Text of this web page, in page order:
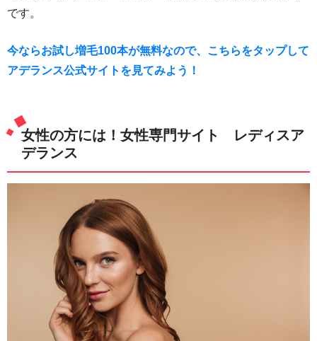
です。
今ならお試し増毛100本が無料なので、こちらをタップして
アデランス公式サイトを見てみよう！
女性の方には！女性専門サイト レディスア
デランス